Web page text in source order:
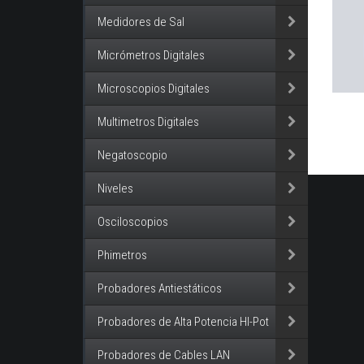
Medidores de Sal
Micrómetros Digitales
Microscopios Digitales
Multimetros Digitales
Negatoscopio
Niveles
Osciloscopios
Phimetros
Probadores Antiestáticos
Probadores de Alta Potencia HI-Pot
Probadores de Cables LAN